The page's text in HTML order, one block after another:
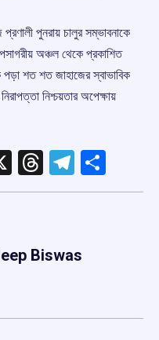
পুনরায় চালুর সম্ভাবনাকে
অঞ্চল থেকে প্রকাশিত
শত শত জাহাজের স্বাভাবিক
নিশ্চয়তার অপেক্ষায়
X Threads
Biswas